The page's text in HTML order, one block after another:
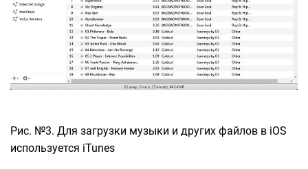
Рис. №3. Для загрузки музыки и других файлов в iOS
используется iTunes